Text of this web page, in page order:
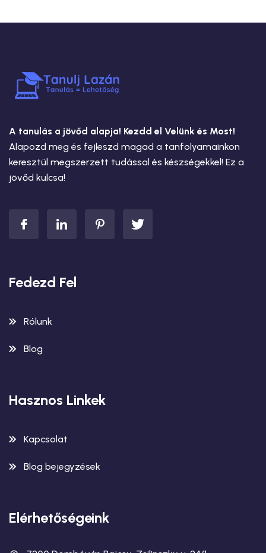
A tanulás a jövőd alapja! Kezdd el Velünk és Most!
Alapozd meg és fejleszd magad a tanfolyamainkon
keresztül megszerzett tudással és készségekkel! Ez a
jövőd kulcsa!
Fedezd Fel
Rólunk
Blog
Hasznos Linkek
Kapcsolat
Blog bejegyzések
Elérhetőségeink